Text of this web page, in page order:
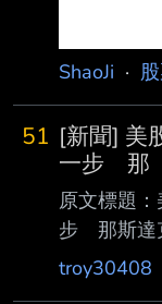
ShaoJi ·
51 [新聞] 美
一步 那
原文標題
步 那斯達
https://
troy30408